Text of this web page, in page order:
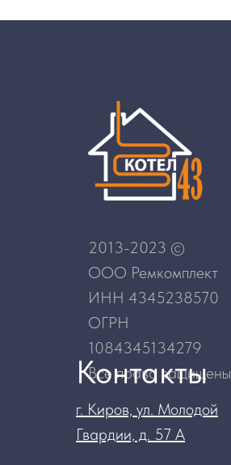
2013-2023 ©
ООО Ремкомплект
ИНН 4345238570
ОГРН
1084345134279
Все права защищены
Контакты
г. Киров, ул. Молодой
Гвардии, д. 57 А